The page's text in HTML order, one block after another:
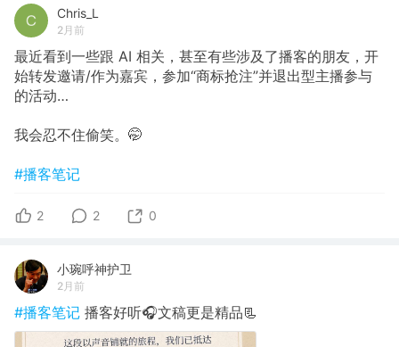
Chris_L
2月前
最近看到一些跟 AI 相关，甚至有些涉及了播客的朋友，开
始转发邀请/作为嘉宾，参加“商标抢注”并退出型主播参与
的活动…
我会忍不住偷笑。🤭
#播客笔记
2 2 0
小琬呼神护卫
2月前
#播客笔记 播客好听🎧文稿更是精品📃